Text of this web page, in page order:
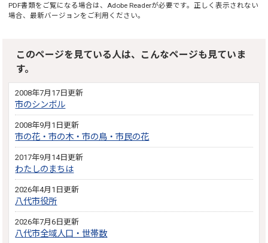
PDF書類をご覧になる場合は、 Adobe Readerが必要です。正しく表示されない
場合、最新バージョンをご利用ください。
このページを見ている人は、こんなページも見ていま
す。
2008年7月17日更新
市のシンボル
2008年9月1日更新
市の花・市の木・市の鳥・市民の花
2017年9月14日更新
わたしのまちは
2026年4月1日更新
八代市役所
2026年7月6日更新
八代市全域人口・世帯数